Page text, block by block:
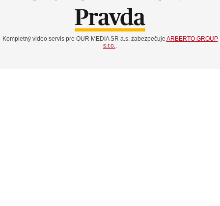
Kompletný video servis pre OUR MEDIA SR a.s. zabezpečuje ARBERTO GROUP
s.r.o.